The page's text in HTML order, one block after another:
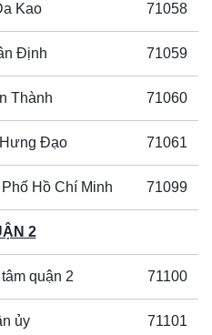
Kao 71058
Định 71059
Thành 71060
Đạo 71061
Hồ Chí Minh 71099
2
quận 2 71100
ủy 71101